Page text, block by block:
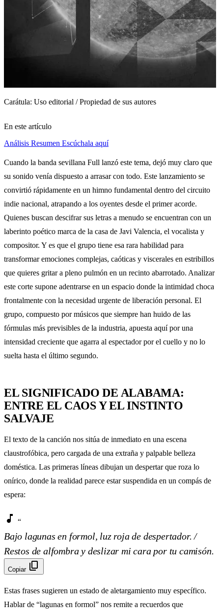
Carátula: Uso editorial / Propiedad de sus autores
En este artículo
Análisis Resumen Escúchala aquí
Cuando la banda sevillana Full lanzó este tema, dejó muy claro que
su sonido venía dispuesto a arrasar con todo. Este lanzamiento se
convirtió rápidamente en un himno fundamental dentro del circuito
indie nacional, atrapando a los oyentes desde el primer acorde.
Quienes buscan descifrar sus letras a menudo se encuentran con un
laberinto poético marca de la casa de Javi Valencia, el vocalista y
compositor. Y es que el grupo tiene esa rara habilidad para
transformar emociones complejas, caóticas y viscerales en estribillos
que quieres gritar a pleno pulmón en un recinto abarrotado. Analizar
este corte supone adentrarse en un espacio donde la intimidad choca
frontalmente con la necesidad urgente de liberación personal. El
grupo, compuesto por músicos que siempre han huido de las
fórmulas más previsibles de la industria, apuesta aquí por una
intensidad creciente que agarra al espectador por el cuello y no lo
suelta hasta el último segundo.
EL SIGNIFICADO DE ALABAMA:
ENTRE EL CAOS Y EL INSTINTO
SALVAJE
El texto de la canción nos sitúa de inmediato en una escena
claustrofóbica, pero cargada de una extraña y palpable belleza
doméstica. Las primeras líneas dibujan un despertar que roza lo
onírico, donde la realidad parece estar suspendida en un compás de
espera:
music_note “
Bajo lagunas en formol, luz roja de despertador. /
Restos de alfombra y deslizar mi cara por tu camisón.
Copiar content_copy
Estas frases sugieren un estado de aletargamiento muy específico.
Hablar de “lagunas en formol” nos remite a recuerdos que